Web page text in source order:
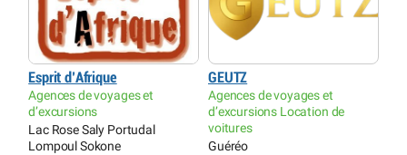
Esprit d’Afrique
Agences de voyages et
d’excursions
Lac Rose Saly Portudal
Lompoul Sokone
GEUTZ
Agences de voyages et
d’excursions Location de
voitures
Guéréo